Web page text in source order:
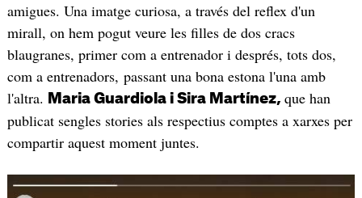
amigues. Una imatge curiosa, a través del reflex d'un
mirall, on hem pogut veure les filles de dos cracs
blaugranes, primer com a entrenador i després, tots dos,
com a entrenadors, passant una bona estona l'una amb
l'altra.
Maria Guardiola i Sira Martínez, que han
publicat sengles stories als respectius comptes a xarxes per
compartir aquest moment juntes.